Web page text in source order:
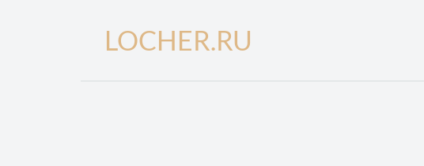
LOCHER.RU